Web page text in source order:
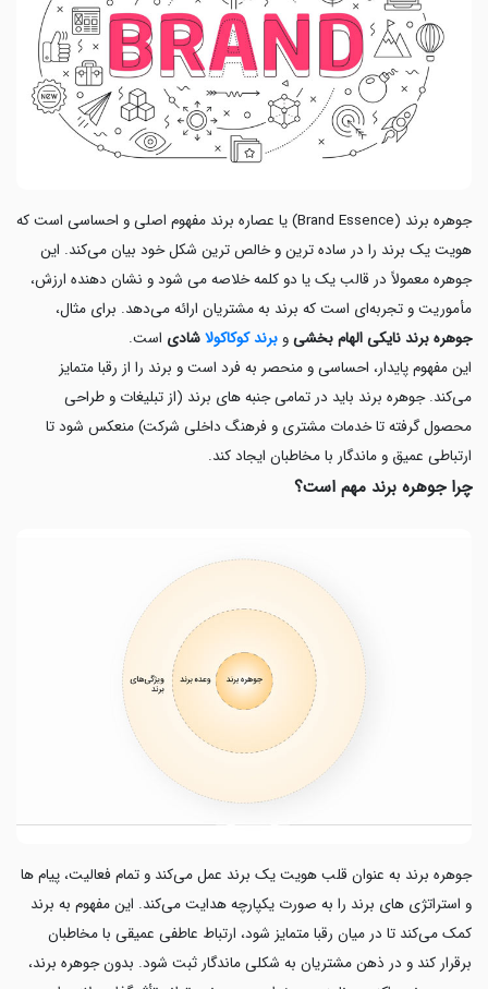
جوهره برند (Brand Essence) یا عصاره برند مفهوم اصلی و احساسی است که
هویت یک برند را در ساده ترین و خالص ترین شکل خود بیان می‌کند. این
جوهره معمولاً در قالب یک یا دو کلمه خلاصه می شود و نشان دهنده ارزش،
مأموریت و تجربه‌ای است که برند به مشتریان ارائه می‌دهد. برای مثال،
جوهره برند نایکی الهام‌ بخشیو برند کوکاکولاشادی است.
این مفهوم پایدار، احساسی و منحصر به‌ فرد است و برند را از رقبا متمایز
می‌کند. جوهره برند باید در تمامی جنبه های برند (از تبلیغات و طراحی
محصول گرفته تا خدمات مشتری و فرهنگ داخلی شرکت) منعکس شود تا
ارتباطی عمیق و ماندگار با مخاطبان ایجاد کند.
چرا جوهره برند مهم است؟
جوهره برند به عنوان قلب هویت یک برند عمل می‌کند و تمام فعالیت، پیام ها
و استراتژی های برند را به صورت یکپارچه هدایت می‌کند. این مفهوم به برند
کمک می‌کند تا در میان رقبا متمایز شود، ارتباط عاطفی عمیقی با مخاطبان
برقرار کند و در ذهن مشتریان به شکلی ماندگار ثبت شود. بدون جوهره برند،